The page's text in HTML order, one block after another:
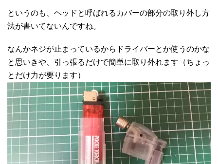
というのも、ヘッドと呼ばれるカバーの部分の取り外し方
法が書いてないんですね。
なんかネジが止まっているからドライバーとか使うのかな
と思いきや、引っ張るだけで簡単に取り外れます（ちょっ
とだけ力が要ります）